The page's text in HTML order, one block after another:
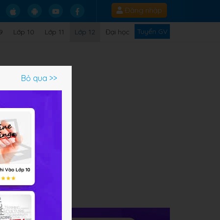
Đăng nhập
Lớp 10 Lớp 11 Lớp 12 Đại học Tuyển GV
Bỏ qua >>